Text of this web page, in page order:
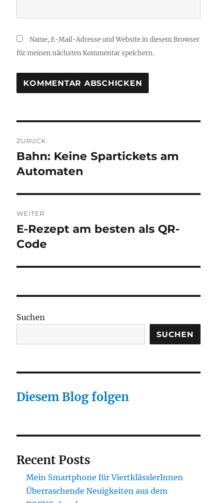
Name, E-Mail-Adresse und Website in diesem Browser
für meinen nächsten Kommentar speichern.
ZURÜCK
Vorheriger
Beitrag:
Bahn: Keine Spartickets am
Automaten
WEITER
Nächster
Beitrag:
E-Rezept am besten als QR-
Code
Suchen
SUCHEN
Diesem Blog folgen
Recent Posts
Mein Smartphone für ViertklässlerInnen
Überraschende Neuigkeiten aus dem